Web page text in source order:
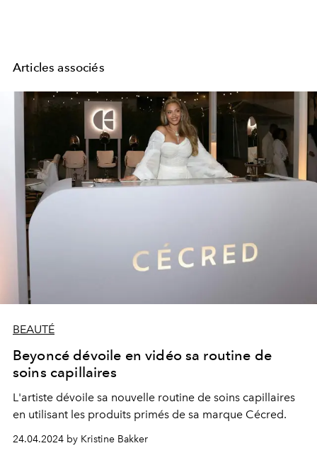
Articles associés
BEAUTÉ
Beyoncé dévoile en vidéo sa routine de
soins capillaires
L'artiste dévoile sa nouvelle routine de soins capillaires
en utilisant les produits primés de sa marque Cécred.
24.04.2024 by Kristine Bakker